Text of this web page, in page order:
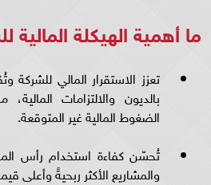
ما أهمية الهيكلة المالية
تعزز الاستقرار المالي للشركة
بالديون والالتزامات
الضغوط المالية غير المتوقعة.
تُحسّن كفاءة استخدام رأس
والمشاريع الأكثر ربحيةً وأعلى